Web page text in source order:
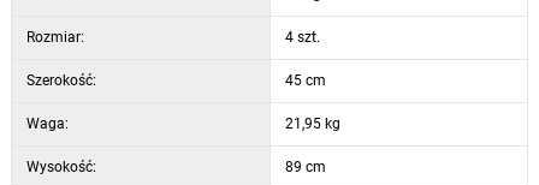
Rozmiar: 4 szt.
Szerokość: 45 cm
Waga: 21,95 kg
Wysokość: 89 cm